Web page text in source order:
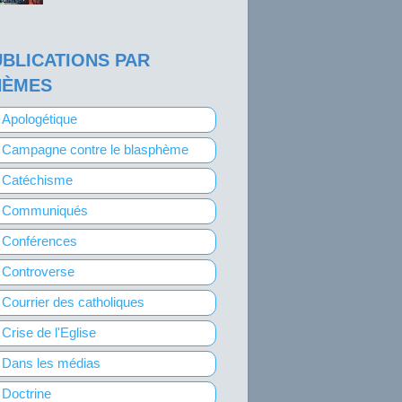
PAR
Apologétique
Campagne contre le blasphème
Catéchisme
Communiqués
Conférences
Controverse
Courrier des catholiques
Crise de l'Eglise
Dans les médias
Doctrine